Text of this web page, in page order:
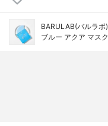
BARULAB(バルラボ)
ブルー アクア マスク